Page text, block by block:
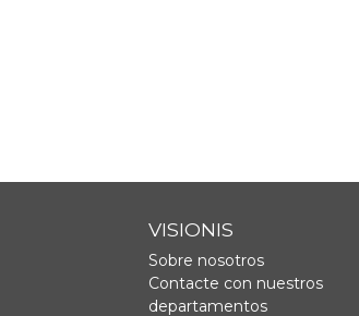
VISIONIS
Sobre nosotros
Contacte con nuestros
departamentos